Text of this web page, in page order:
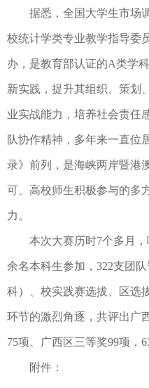
据悉，全国大学生市场
校统计学类专业教学指导委
办，是教育部认证的A类学
新实践，提升其组织、策划
业实战能力，培养社会责任
队协作精神，多年来一直位
录》前列，是海峡两岸暨港
可、高校师生积极参与的多
力。
本次大赛历时7个多月
余名本科生参加，322支团
科）、校实践赛选拔、区选
环节的激烈角逐，共评出广
75项、广西区三等奖99项，
附件：